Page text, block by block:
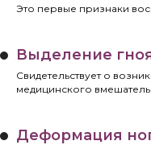
Это первые признаки
Выделение
Свидетельствует о
медицинского
Деформация